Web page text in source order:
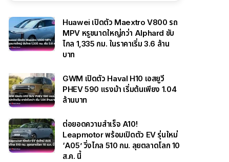
Huawei เปิดตัว Maextro V800 รถ
MPV หรูขนาดใหญ่กว่า Alphard ขับ
ไกล 1,335 กม. ในราคาเริ่ม 3.6 ล้าน
บาท
GWM เปิดตัว Haval H10 เอสยูวี
PHEV 590 แรงม้า เริ่มต้นเพียง 1.04
ล้านบาท
ต่อยอดความสำเร็จ A10!
Leapmotor พร้อมเปิดตัว EV รุ่นใหม่
‘A05’ วิ่งไกล 510 กม. ลุยตลาดโลก 10
ส.ค. นี้